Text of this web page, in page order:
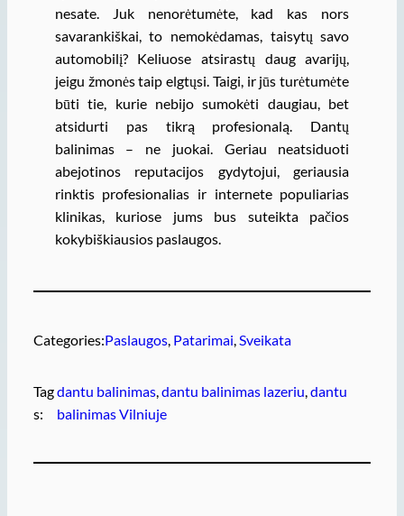
nesate. Juk nenorėtumėte, kad kas nors
savarankiškai, to nemokėdamas, taisytų savo
automobilį? Keliuose atsirastų daug avarijų,
jeigu žmonės taip elgtųsi. Taigi, ir jūs turėtumėte
būti tie, kurie nebijo sumokėti daugiau, bet
atsidurti pas tikrą profesionalą. Dantų
balinimas – ne juokai. Geriau neatsiduoti
abejotinos reputacijos gydytojui, geriausia
rinktis profesionalias ir internete populiarias
klinikas, kuriose jums bus suteikta pačios
kokybiškiausios paslaugos.
Categories:Paslaugos, Patarimai, Sveikata
Tag
s:
dantu balinimas, dantu balinimas lazeriu, dantu
balinimas Vilniuje